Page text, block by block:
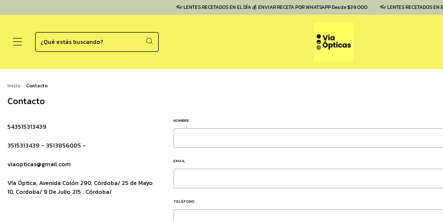
👓 LENTES RECETADOS EN EL DÍA 💰 ENVIAR RECETA POR WHATSAPP Desde $39.000 👓 LENTES RECETADOS EN
Inicio . Contacto
Contacto
543515313439
3515313439 - 3513856005 -
viaopticas@gmail.com
Vía Óptica, Avenida Colón 290, Córdoba/ 25 de Mayo
10, Cordoba/ 9 De Julio 215 , Córdoba/
NOMBRE
EMAIL
TELÉFONO